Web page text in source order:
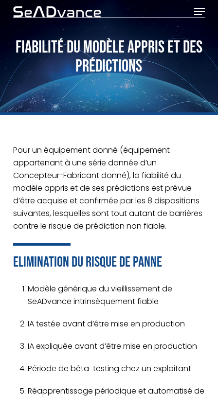
content
Menu
FIABILITÉ DU MODÈLE APPRIS ET DES
PRÉDICTIONS
Pour un équipement donné (équipement
appartenant à une série donnée d’un
Concepteur-Fabricant donné), la fiabilité du
modèle appris et de ses prédictions est prévue
d’être acquise et confirmée par les 8 dispositions
suivantes, lesquelles sont tout autant de barrières
contre le risque de prédiction non fiable.
Elimination du risque de panne
Modèle générique du vieillissement de
SeADvance intrinsèquement fiable
IA testée avant d’être mise en production
IA expliquée avant d’être mise en production
Période de bêta-testing chez un exploitant
Réapprentissage périodique et automatisé de
Menu